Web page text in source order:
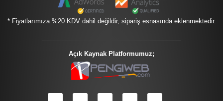
* Fiyatlarımıza %20 KDV dahil değildir, sipariş esnasında eklenmektedir.
Açık Kaynak Platformumuz;